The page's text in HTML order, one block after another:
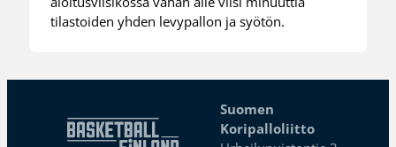
tilastoiden yhden levypallon ja syötön.
Suomen
Koripalloliitto